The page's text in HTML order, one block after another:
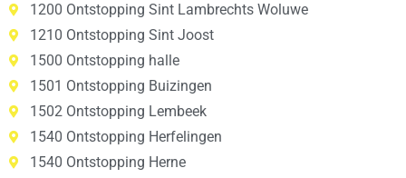
1200 Ontstopping Sint Lambrechts Woluwe
1210 Ontstopping Sint Joost
1500 Ontstopping halle
1501 Ontstopping Buizingen
1502 Ontstopping Lembeek
1540 Ontstopping Herfelingen
1540 Ontstopping Herne